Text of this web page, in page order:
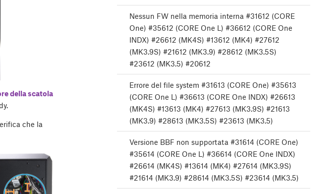
della scatola
che la
Nessun FW nella memoria interna #31612 (CORE
One) #35612 (CORE One L) #36612 (CORE One
INDX) #26612 (MK4S) #13612 (MK4) #27612
(MK3.9S) #21612 (MK3.9) #28612 (MK3.5S)
#23612 (MK3.5) #20612
Errore del file system #31613 (CORE One) #35613
(CORE One L) #36613 (CORE One INDX) #26613
(MK4S) #13613 (MK4) #27613 (MK3.9S) #21613
(MK3.9) #28613 (MK3.5S) #23613 (MK3.5)
Versione BBF non supportata #31614 (CORE One)
#35614 (CORE One L) #36614 (CORE One INDX)
#26614 (MK4S) #13614 (MK4) #27614 (MK3.9S)
#21614 (MK3.9) #28614 (MK3.5S) #23614 (MK3.5)